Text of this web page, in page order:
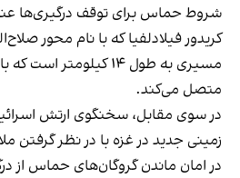
شروط حماس برای توقف درگیری‌ها
کریدور فیلادلفیا که با نام محور
مسیری به طول ۱۴ کیلومتر
متصل می‌کند.
در سوی مقابل، سخنگوی ارتش
زمینی جدید در غزه با در نظر گرفتن
در امان ماندن گروگان‌های حماس از